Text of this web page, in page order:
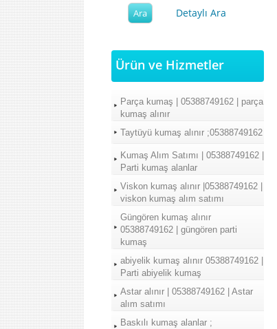
Detaylı Ara
Ürün ve Hizmetler
Parça kumaş | 05388749162 | parça
kumaş alınır
Taytüyü kumaş alınır ;05388749162
Kumaş Alım Satımı | 05388749162 |
Parti kumaş alanlar
Viskon kumaş alınır |05388749162 |
viskon kumaş alım satımı
Güngören kumaş alınır
05388749162 | güngören parti
kumaş
abiyelik kumaş alınır 05388749162 |
Parti abiyelik kumaş
Astar alınır | 05388749162 | Astar
alım satımı
Baskılı kumaş alanlar ;